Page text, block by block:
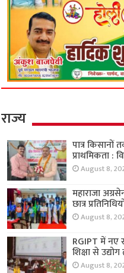
राज्य
पात्र
प्राथमिकता :
August 8,
महाराजा
छात्र
August 8,
RGIPT में नए
शिक्षा से
August 8,